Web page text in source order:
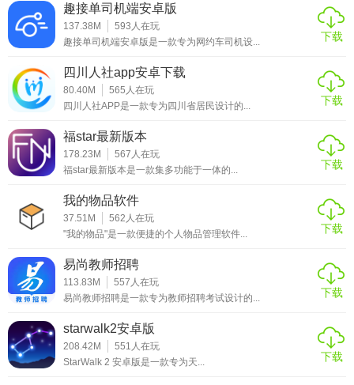
小恩爱情侣是一款功能丰富、操作便捷的情侣互动应用。它
提供了多种情侣专属的互动工具，帮助双方更好地沟通和记
侣间的沟通更加私密和安心。总之，小恩爱情侣是一款值得
推荐的情侣互动应用。
趣接单司机端安卓版
137.38M 593 人在玩
趣接单司机端安卓版是一款专为网约车司机设...
下载
四川人社app安卓下载
80.40M 565 人在玩
四川人社APP是一款专为四川省居民设计的...
下载
福star最新版本
178.23M 567 人在玩
福star最新版本是一款集多功能于一体的...
下载
我的物品软件
37.51M 562 人在玩
"我的物品"是一款便捷的个人物品管理软件...
下载
易尚教师招聘
113.83M 557 人在玩
易尚教师招聘是一款专为教师招聘考试设计的...
下载
starwalk2安卓版
208.42M 551 人在玩
StarWalk 2 安卓版是一款专为天...
下载